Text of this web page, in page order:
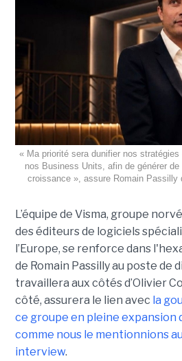
« Ma priorité sera dunifier nos
nos Business Units, afin de générer
croissance », assure Romain Passilly
L’équipe de Visma, groupe
des éditeurs de logiciels
l’Europe, se renforce dans
de Romain Passilly au poste de
travaillera aux côtés d’Olivier
côté, assurera le lien avec la
ce groupe en pleine expansion
comme nous le mentionnions
interview.